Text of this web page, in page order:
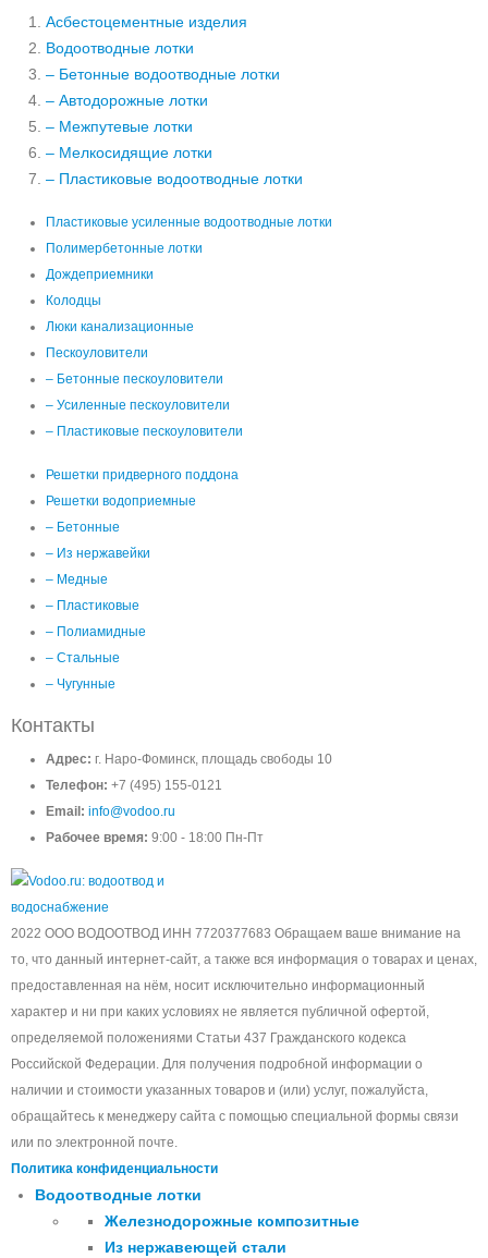
Асбестоцементные изделия
Водоотводные лотки
– Бетонные водоотводные лотки
– Автодорожные лотки
– Межпутевые лотки
– Мелкосидящие лотки
– Пластиковые водоотводные лотки
Пластиковые усиленные водоотводные лотки
Полимербетонные лотки
Дождеприемники
Колодцы
Люки канализационные
Пескоуловители
– Бетонные пескоуловители
– Усиленные пескоуловители
– Пластиковые пескоуловители
Решетки придверного поддона
Решетки водоприемные
– Бетонные
– Из нержавейки
– Медные
– Пластиковые
– Полиамидные
– Стальные
– Чугунные
Контакты
Адрес: г. Наро-Фоминск, площадь свободы 10
Телефон: +7 (495) 155-0121
Email: info@vodoo.ru
Рабочее время: 9:00 - 18:00 Пн-Пт
2022 ООО ВОДООТВОД ИНН 7720377683 Обращаем ваше внимание на
то, что данный интернет-сайт, а также вся информация о товарах и ценах,
предоставленная на нём, носит исключительно информационный
характер и ни при каких условиях не является публичной офертой,
определяемой положениями Статьи 437 Гражданского кодекса
Российской Федерации. Для получения подробной информации о
наличии и стоимости указанных товаров и (или) услуг, пожалуйста,
обращайтесь к менеджеру сайта с помощью специальной формы связи
или по электронной почте.
Политика конфиденциальности
Водоотводные лотки
Железнодорожные композитные
Из нержавеющей стали